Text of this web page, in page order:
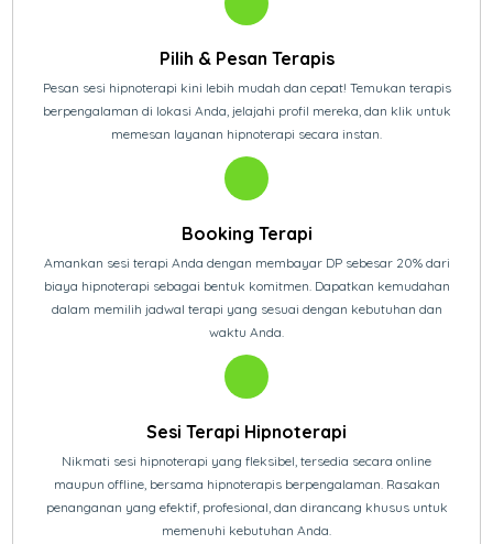
Pilih & Pesan Terapis
Pesan sesi hipnoterapi kini lebih mudah dan cepat! Temukan terapis
berpengalaman di lokasi Anda, jelajahi profil mereka, dan klik untuk
memesan layanan hipnoterapi secara instan.
Booking Terapi
Amankan sesi terapi Anda dengan membayar DP sebesar 20% dari
biaya hipnoterapi sebagai bentuk komitmen. Dapatkan kemudahan
dalam memilih jadwal terapi yang sesuai dengan kebutuhan dan
waktu Anda.
Sesi Terapi Hipnoterapi
Nikmati sesi hipnoterapi yang fleksibel, tersedia secara online
maupun offline, bersama hipnoterapis berpengalaman. Rasakan
penanganan yang efektif, profesional, dan dirancang khusus untuk
memenuhi kebutuhan Anda.